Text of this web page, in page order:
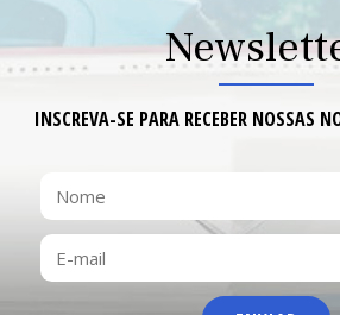
INSCREVA-SE PARA RECEBER NOSSAS
NOME
E-
MAIL